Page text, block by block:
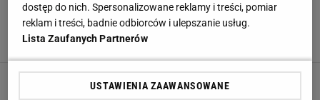
Zamieszanie wokół Clout MMA. Peszko
wściekły
Antoni Partum,
Clout MMA ogłasza absolutny hit. "Blisko sto
wygranych walk"
dostęp do nich. Spersonalizowane reklamy i treści, pomiar
reklam i treści, badnie odbiorców i ulepszanie usług.
Lista Zaufanych Partnerów
USTAWIENIA ZAAWANSOWANE